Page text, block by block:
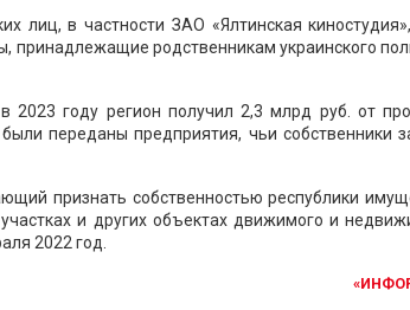
лиц, в частности ЗАО «Ялтинская
принадлежащие родственникам украинского
2023 году регион получил 2,3 млрд руб. от
переданы предприятия, чьи собственники
признать собственностью республики
и других объектах движимого и
2022 год.